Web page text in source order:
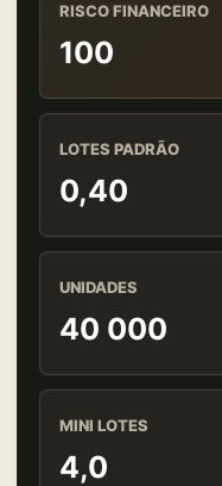
RISCO FINANCEIRO
100
LOTES PADRÃO
0,40
UNIDADES
40 000
MINI LOTES
4,0